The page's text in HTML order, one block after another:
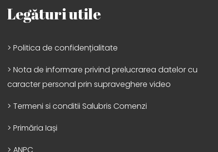
Legături utile
> Politica de confidențialitate
> Nota de informare privind prelucrarea datelor cu
caracter personal prin supraveghere video
> Termeni si conditii Salubris Comenzi
> Primăria Iași
> ANPC